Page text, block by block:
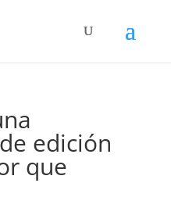
edición
que